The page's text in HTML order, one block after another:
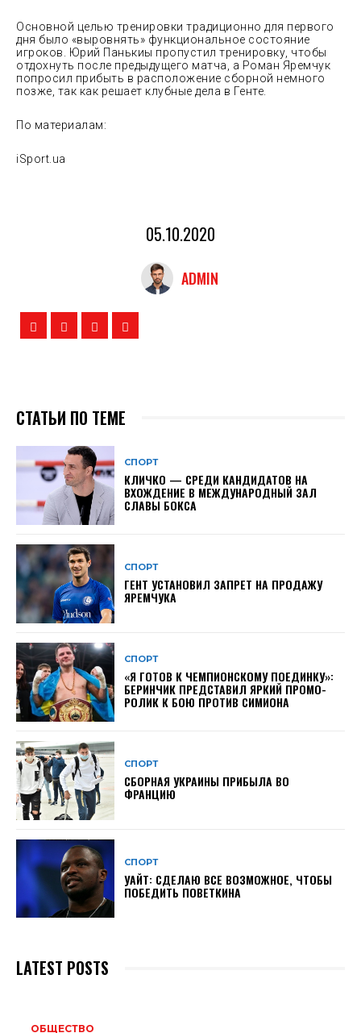
Основной целью тренировки традиционно для первого
дня было «выровнять» функциональное состояние
игроков. Юрий Панькиы пропустил тренировку, чтобы
отдохнуть после предыдущего матча, а Роман Яремчук
попросил прибыть в расположение сборной немного
позже, так как решает клубные дела в Генте.
По материалам:
iSport.ua
05.10.2020
ADMIN
СТАТЬИ ПО ТЕМЕ
СПОРТ
КЛИЧКО — СРЕДИ КАНДИДАТОВ НА
ВХОЖДЕНИЕ В МЕЖДУНАРОДНЫЙ ЗАЛ
СЛАВЫ БОКСА
СПОРТ
ГЕНТ УСТАНОВИЛ ЗАПРЕТ НА ПРОДАЖУ
ЯРЕМЧУКА
СПОРТ
«Я ГОТОВ К ЧЕМПИОНСКОМУ ПОЕДИНКУ»:
БЕРИНЧИК ПРЕДСТАВИЛ ЯРКИЙ ПРОМО-
РОЛИК К БОЮ ПРОТИВ СИМИОНА
СПОРТ
СБОРНАЯ УКРАИНЫ ПРИБЫЛА ВО
ФРАНЦИЮ
СПОРТ
УАЙТ: СДЕЛАЮ ВСЕ ВОЗМОЖНОЕ, ЧТОБЫ
ПОБЕДИТЬ ПОВЕТКИНА
LATEST POSTS
ОБЩЕСТВО